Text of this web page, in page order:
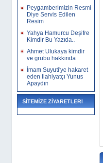
Peygamberimizin Resmi
Diye Servis Edilen
Resim
Yahya Hamurcu Deşifre
Kimdir Bu Yazıda..
Ahmet Ulukaya kimdir
ve grubu hakkında
İmam Suyuti'ye hakaret
eden ilahiyatçı Yunus
Apaydın
SİTEMİZE ZİYARETLER!